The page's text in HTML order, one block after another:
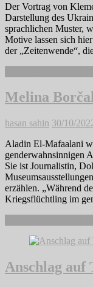
Der Vortrag von
Darstellung des
sprachlichen Muster,
Motive lassen sich
der „Zeitenwende“,
Melina
hasan sahin 30/10/
Aladin El-Mafaalani
genderwahnsinnigen
Sie ist Journalistin,
erzählen. „Während
Kriegsflüchtling im
Anschlag auf